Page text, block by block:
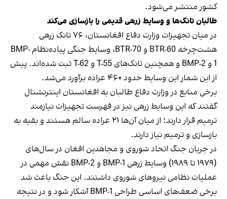
کشور منتشر می‌شود.
طالبان تانک‌ها و وسایط زرهی قدیمی را بازسازی می‌کند
در میان تجهیزات وزارت دفاع افغانستان، ۷۶ تانک زرهی
هشت‌چرخه BTR-60 و BTR-70، وسایط جنگی پیاده‌نظام BMP-
1 و BMP-2 و همچنین تانک‌های T-55 و T-62 ثبت شده‌اند. پیش
از این شمار این وسایط حدود ۴۶۰ عراده برآورد می‌شد.
برخی منابع در وزارت دفاع طالبان به افغانستان اینترنشنال
گفتند که این وسایط زرهی نیز در فهرست تجهیزات نیازمند
ترمیم قرار دارند؛ از میان آن‌ها ۲۱ عراده سالم هستند و بقیه به
بازسازی و ترمیم نیاز دارند.
در جریان جنگ اتحاد شوروی و مجاهدین افغان در سال‌های
(۱۹۷۹ تا ۱۹۸۹) وسایط زرهی BMP-1 و BMP-2 نقش مهمی در
عملیات نظامی نیروهای شوروی داشتند. این جنگ باعث شد
برخی ضعف‌های اساسی طراحی BMP-1 آشکار شود و در نتیجه